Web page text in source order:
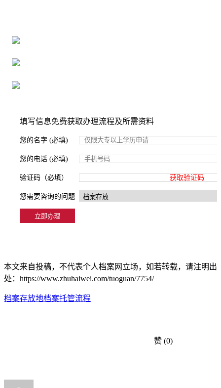
填写信息免费获取办理流程及所需资料
您的名字 (必填)
您的电话 (必填)
验证码（必填） 获取验证码
您需要咨询的问题
本文来自投稿，不代表个人档案网立场，如若转载，请注明出
处：https://www.zhuhaiwei.com/tuoguan/7754/
档案存放地档案托管流程
赞 (0)